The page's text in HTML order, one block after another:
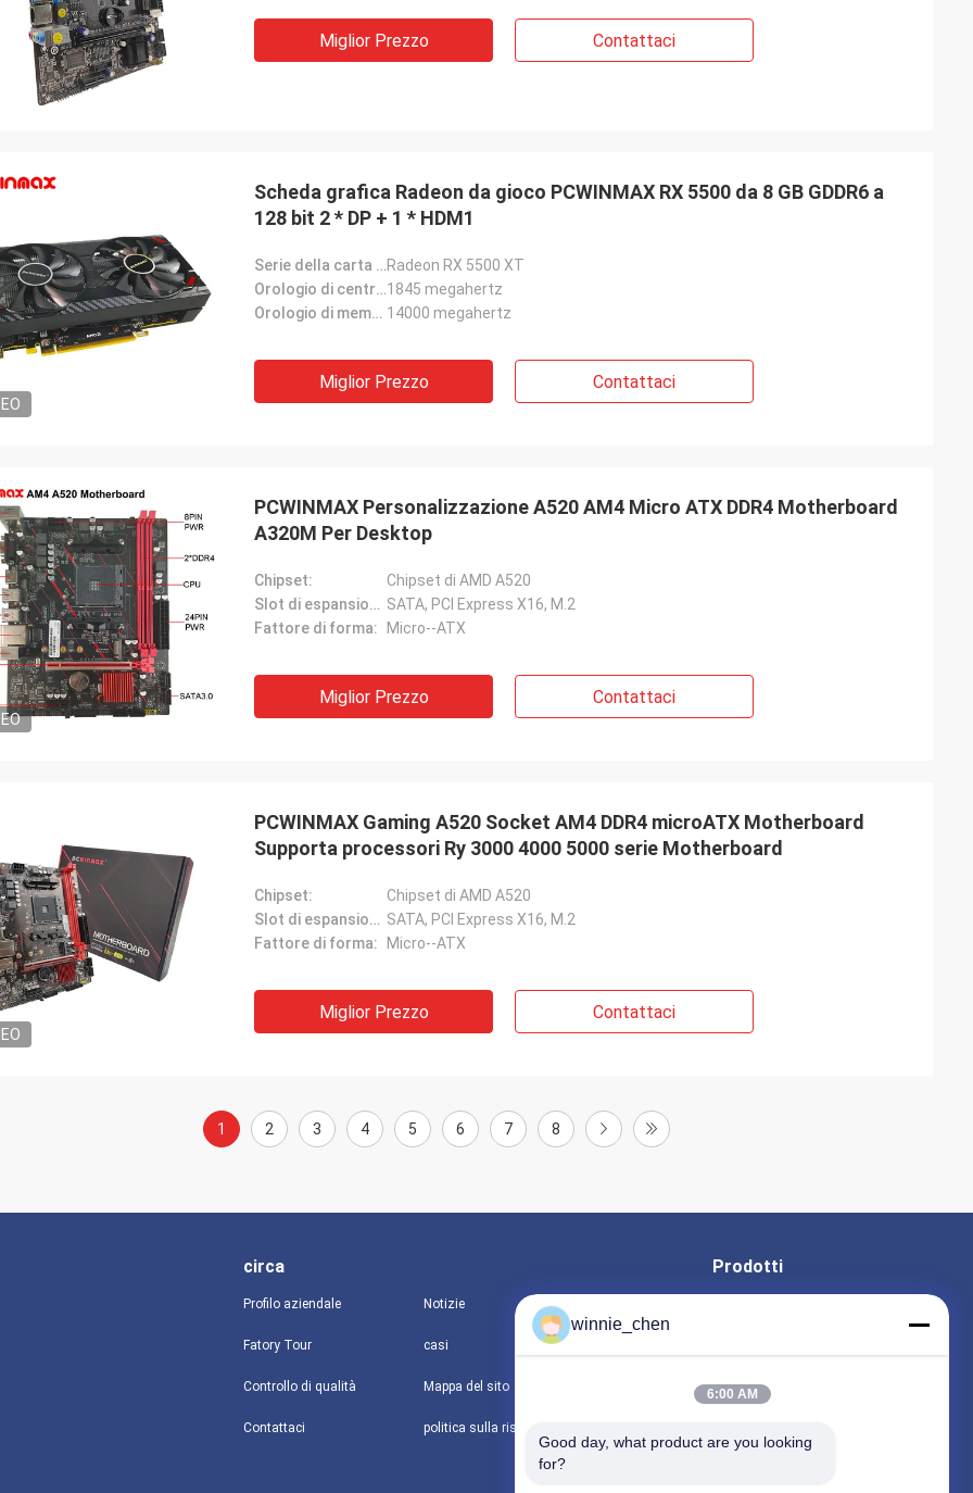
Miglior Prezzo Contattaci
Scheda grafica Radeon da gioco PCWINMAX RX 5500 da 8 GB GDDR6 a
128 bit 2 * DP + 1 * HDM1
Serie della carta grafica:Radeon RX 5500 XT
Orologio di centro della carta grafica:1845 megahertz
Orologio di memoria (megahertz): 14000 megahertz
Miglior Prezzo Contattaci
PCWINMAX Personalizzazione A520 AM4 Micro ATX DDR4 Motherboard
A320M Per Desktop
Chipset:
Chipset di AMD A520
Slot di espansione: SATA, PCI Express X16, M.2
Fattore di forma:
Micro--ATX
Miglior Prezzo Contattaci
PCWINMAX Gaming A520 Socket AM4 DDR4 microATX Motherboard
Supporta processori Ry 3000 4000 5000 serie Motherboard
Chipset:
Chipset di AMD A520
Slot di espansione: SATA, PCI Express X16, M.2
Fattore di forma:
Micro--ATX
Miglior Prezzo Contattaci
1 2 3 4 5 6 7 8
circa
Profilo aziendale
Fatory Tour
Controllo di qualità
Contattaci
Notizie
casi
Mappa del sito
Prodotti
Scheda madre da gioco
winnie_chen
6:00 AM
Good day, what product are you looking
for?